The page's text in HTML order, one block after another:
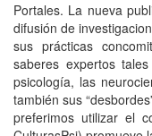
Portales. La nueva
difusión de
sus prácticas
saberes expertos
psicología, las
también sus
preferimos utilizar el